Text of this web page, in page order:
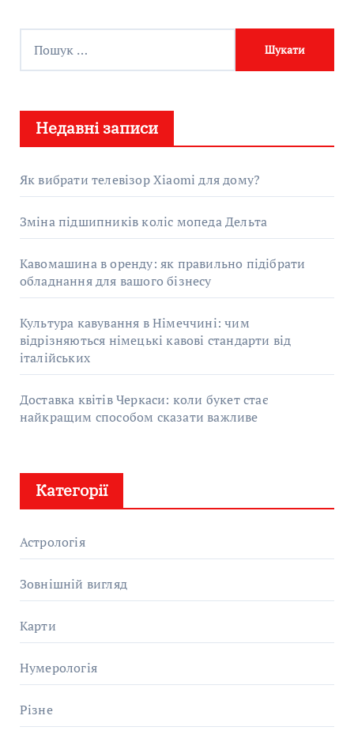
:
Недавні записи
Як вибрати телевізор Xiaomi для дому?
Зміна підшипників коліс мопеда Дельта
Кавомашина в оренду: як правильно підібрати
обладнання для вашого бізнесу
Культура кавування в Німеччині: чим
відрізняються німецькі кавові стандарти від
італійських
Доставка квітів Черкаси: коли букет стає
найкращим способом сказати важливе
Категорії
Астрологія
Зовнішній вигляд
Карти
Нумерологія
Різне